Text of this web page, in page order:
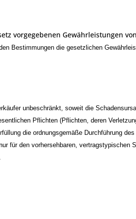
vorgegebenen Gewährleistungen
Bestimmungen die gesetzlichen
unbeschränkt, soweit die
Pflichten (Pflichten, deren
die ordnungsgemäße Durchführung
für den vorhersehbaren, vertragstypischen